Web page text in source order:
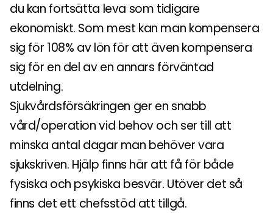
du kan fortsätta leva som tidigare
ekonomiskt. Som mest kan man kompensera
sig för 108% av lön för att även kompensera
sig för en del av en annars förväntad
utdelning.
Sjukvårdsförsäkringen ger en snabb
vård/operation vid behov och ser till att
minska antal dagar man behöver vara
sjukskriven. Hjälp finns här att få för både
fysiska och psykiska besvär. Utöver det så
finns det ett chefsstöd att tillgå.